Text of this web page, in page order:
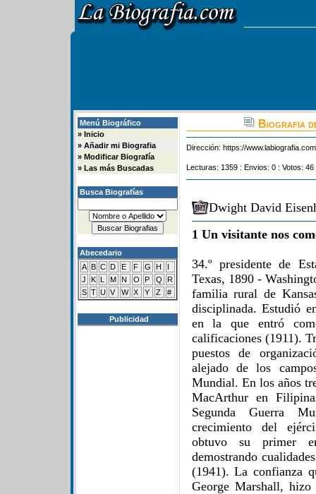
Menú Biográfico
» Inicio
» Añadir mi Biografia
» Modificar Biografía
» Las más Buscadas
Busca Biografías
Abecedario
A B C D E F G H
I
J
K L M N O P Q
R
S T U V W X Y Z #
Publicidad
Biografia
Dirección: https://
Lecturas: 1359 : Envios: 0 : Votos:
Dwight David
1 Un visitante nos
34.º presidente de
Texas, 1890 -
familia rural de
disciplinada. Estudió
en la que entró
calificaciones (1911).
puestos de
alejado de los
Mundial. En los años
MacArthur en
Segunda Guerra
crecimiento del
obtuvo su primer
demostrando
(1941). La confianza
George Marshall, hizo